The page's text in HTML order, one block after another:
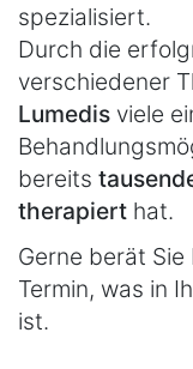
spezialisiert.
Durch die
verschiedener
Lumedis viele
bereits
therapiert hat.
Gerne berät Sie
Termin, was in
ist.